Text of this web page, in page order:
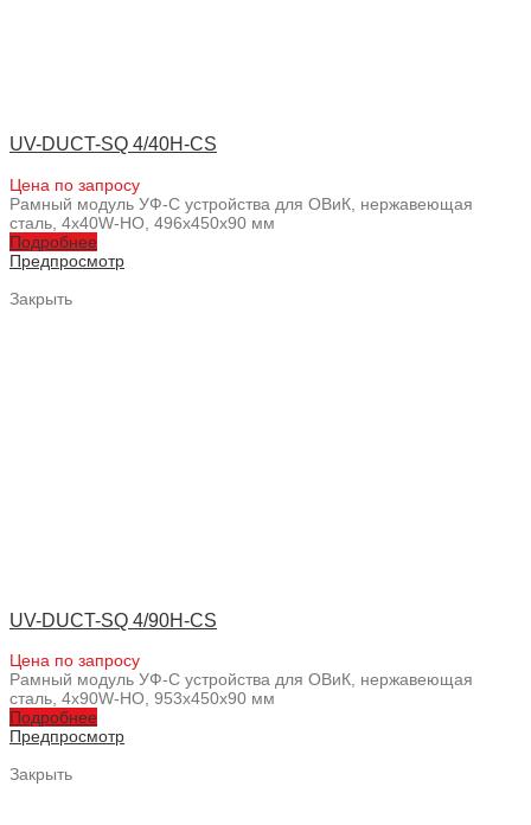
UV-DUCT-SQ 4/40H-CS
Цена по запросу
Рамный модуль УФ-С устройства для ОВиК, нержавеющая
сталь, 4x40W-HO, 496x450x90 мм
Подробнее
Предпросмотр
Закрыть
UV-DUCT-SQ 4/90H-CS
Цена по запросу
Рамный модуль УФ-С устройства для ОВиК, нержавеющая
сталь, 4x90W-HO, 953x450x90 мм
Подробнее
Предпросмотр
Закрыть